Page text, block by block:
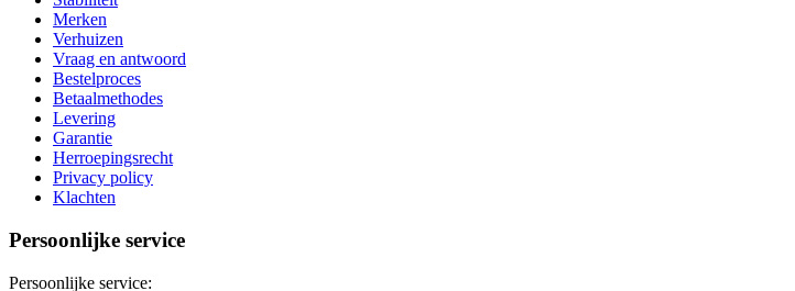
Merken
Verhuizen
Vraag en antwoord
Bestelproces
Betaalmethodes
Levering
Garantie
Herroepingsrecht
Privacy policy
Klachten
Persoonlijke service
Persoonlijke service: